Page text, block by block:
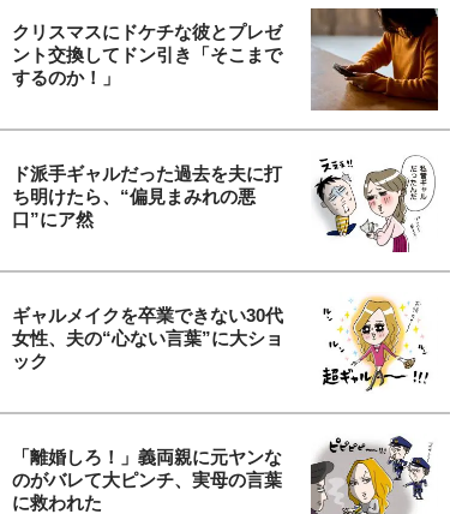
クリスマスにドケチな彼とプレゼ
ント交換してドン引き「そこまで
するのか！」
ド派手ギャルだった過去を夫に打
ち明けたら、“偏見まみれの悪
口”にア然
ギャルメイクを卒業できない30代
女性、夫の“心ない言葉”に大ショ
ック
「離婚しろ！」義両親に元ヤンな
のがバレて大ピンチ、実母の言葉
に救われた